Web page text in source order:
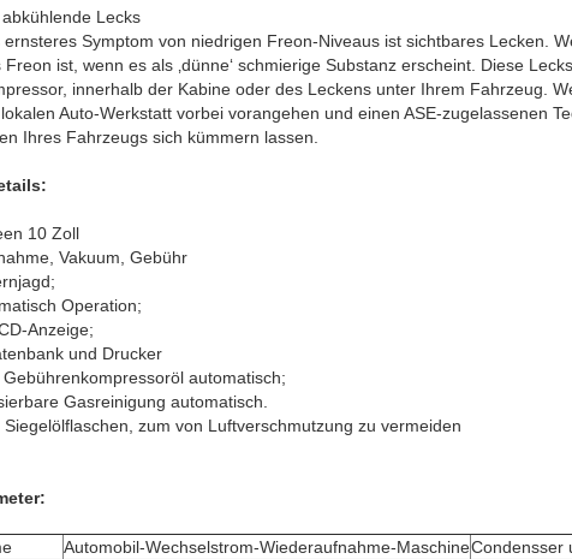
Lecks
ernsteres Symptom von niedrigen Freon-Niveaus ist sichtbares Lecken.
Freon ist, wenn es als ‚dünne‘ schmierige Substanz erscheint. Diese
innerhalb der Kabine oder des Leckens unter Ihrem Fahrzeug.
Auto-Werkstatt vorbei vorangehen und einen ASE-zugelassenen
Ihres Fahrzeugs sich kümmern lassen.
10 Zoll
Vakuum, Gebühr
Operation;
Anzeige;
und Drucker
automatisch;
Gasreinigung automatisch.
Siegelölflaschen, zum von Luftverschmutzung zu vermeiden
Automobil-Wechselstrom-Wiederaufnahme-MaschineCondensser